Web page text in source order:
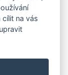
na vás